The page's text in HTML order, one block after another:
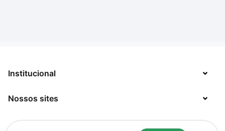
Institucional
Sobre
Contato
Nossos sites
TecMundo